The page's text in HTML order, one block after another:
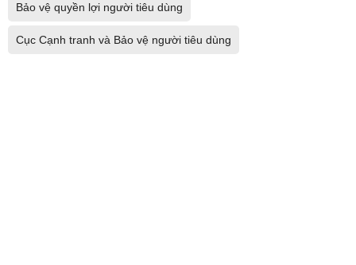
Bảo vệ quyền lợi người tiêu dùng
Cục Cạnh tranh và Bảo vệ người tiêu dùng